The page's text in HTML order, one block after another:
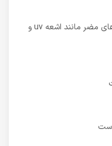
محافظت از پوست در مقابل اشعه های مضر مانند اشعه uv و